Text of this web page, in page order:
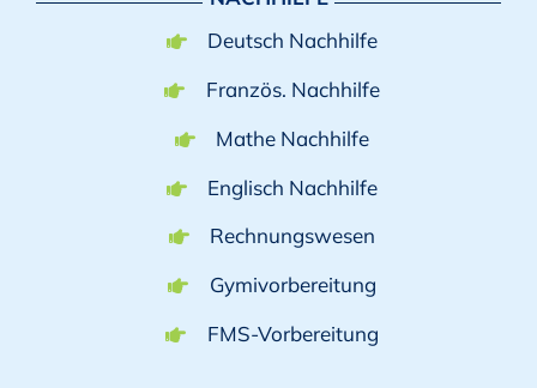
Deutsch Nachhilfe
Französ. Nachhilfe
Mathe Nachhilfe
Englisch Nachhilfe
Rechnungswesen
Gymivorbereitung
FMS-Vorbereitung